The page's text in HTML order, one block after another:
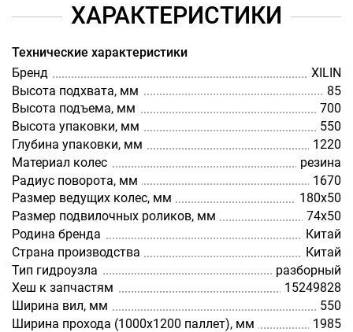
ХАРАКТЕРИСТИКИ
Технические характеристики
Бренд
XILIN
Высота подхвата, мм
85
Высота подъема, мм
700
Высота упаковки, мм
550
Глубина упаковки, мм
1220
Материал колес
резина
Радиус поворота, мм
1670
Размер ведущих колес, мм
180х50
Размер подвилочных роликов, мм
74х50
Родина бренда
Китай
Страна производства
Китай
Тип гидроузла
разборный
Хеш к запчастям
15249828
Ширина вил, мм
550
Ширина прохода (1000х1200 паллет), мм
1985